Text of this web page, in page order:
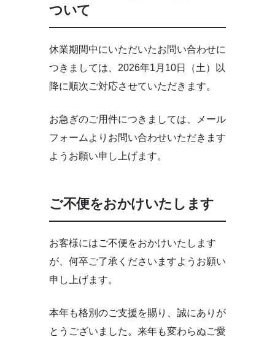
ついて
休業期間中にいただいたお問い合わせに
つきましては、2026年1月10日（土）以
降に順次ご対応させていただきます。
お急ぎのご用件につきましては、メール
フォームよりお問い合わせいただきます
ようお願い申し上げます。
ご不便をおかけいたします
お客様にはご不便をおかけいたします
が、何卒ご了承くださいますようお願い
申し上げます。
本年も格別のご支援を賜り、誠にありが
とうございました。来年も変わらぬご愛